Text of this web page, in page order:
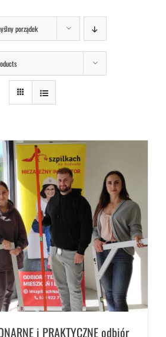
porządek
i PRAKTYCZNE odbiór